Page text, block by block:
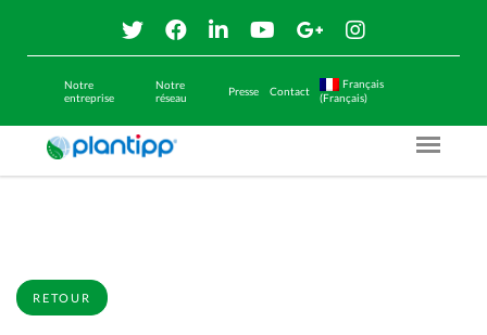
Notre
entreprise
Notre
réseau
Presse Contact
Français
(Français)
Menu
RETOUR